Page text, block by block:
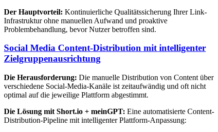
Der Hauptvorteil: Kontinuierliche Qualitätssicherung Ihrer Link-
Infrastruktur ohne manuellen Aufwand und proaktive
Problembehandlung, bevor Nutzer betroffen sind.
Social Media Content-Distribution mit intelligenter
Zielgruppenausrichtung
Die Herausforderung: Die manuelle Distribution von Content über
verschiedene Social-Media-Kanäle ist zeitaufwändig und oft nicht
optimal auf die jeweilige Plattform abgestimmt.
Die Lösung mit Short.io + meinGPT: Eine automatisierte Content-
Distribution-Pipeline mit intelligenter Plattform-Anpassung: